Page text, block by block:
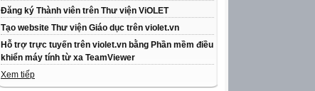
Đăng ký Thành viên trên Thư viện ViOLET
Tạo website Thư viện Giáo dục trên violet.vn
Hỗ trợ trực tuyến trên violet.vn bằng Phần mềm điều
khiển máy tính từ xa TeamViewer
Xem tiếp